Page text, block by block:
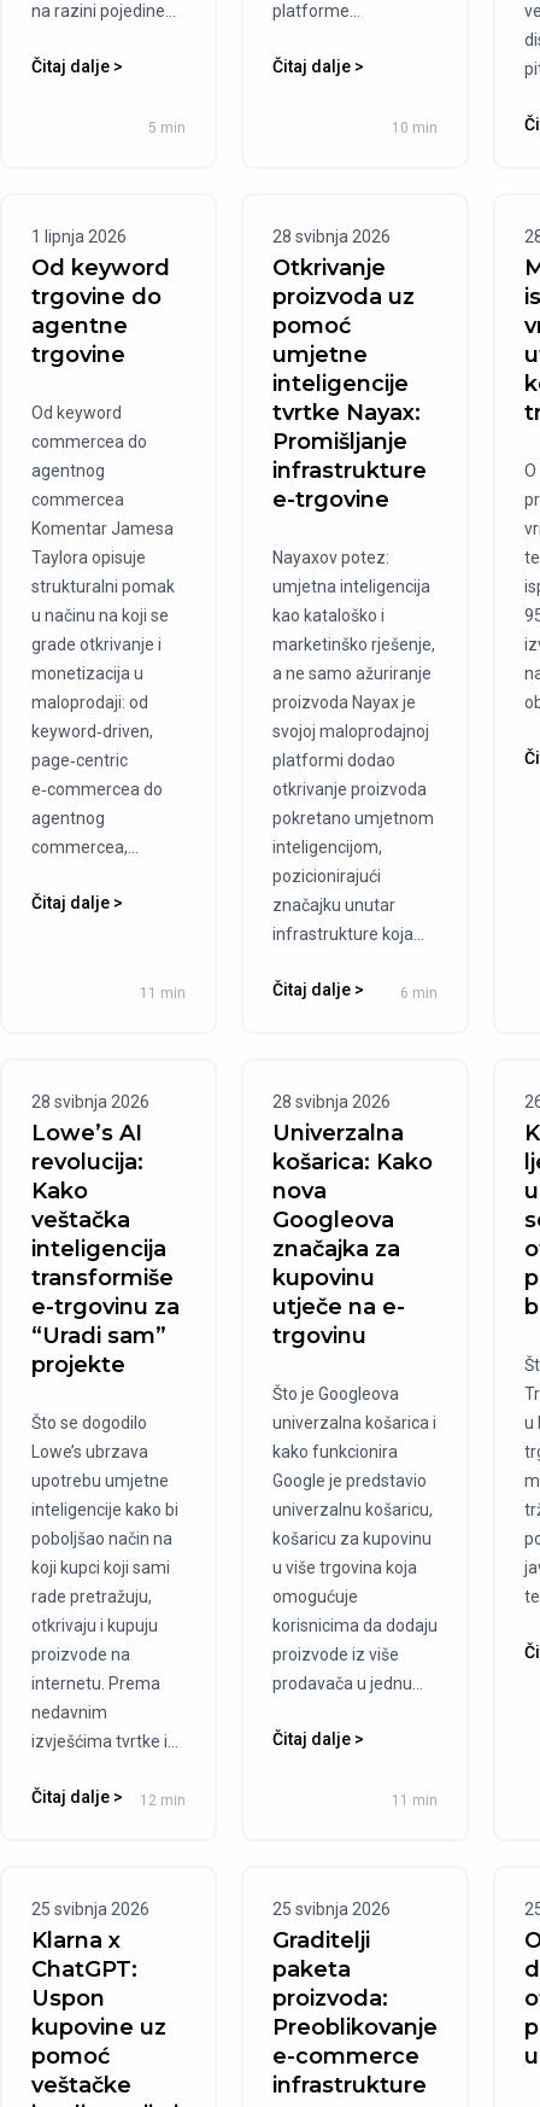
na razini pojedine...
Čitaj dalje >
5 min
platforme...
Čitaj dalje >
10 min
1 lipnja 2026
Od keyword
trgovine do
agentne
trgovine
Od keyword
commercea do
agentnog
commercea
Komentar Jamesa
Taylora opisuje
strukturalni pomak
u načinu na koji se
grade otkrivanje i
monetizacija u
maloprodaji: od
keyword‑driven,
page‑centric
e‑commercea do
agentnog
commercea,...
Čitaj dalje >
11 min
28 svibnja 2026
Otkrivanje
proizvoda uz
pomoć
umjetne
inteligencije
tvrtke Nayax:
Promišljanje
infrastrukture
e-trgovine
Nayaxov potez:
umjetna inteligencija
kao kataloško i
marketinško rješenje,
a ne samo ažuriranje
proizvoda Nayax je
svojoj maloprodajnoj
platformi dodao
otkrivanje proizvoda
pokretano umjetnom
inteligencijom,
pozicionirajući
značajku unutar
infrastrukture koja...
Čitaj dalje > 6 min
28 svibnja 2026
Lowe’s AI
revolucija:
Kako
veštačka
inteligencija
transformiše
e-trgovinu za
“Uradi sam”
projekte
Što se dogodilo
Lowe’s ubrzava
upotrebu umjetne
inteligencije kako bi
poboljšao način na
koji kupci koji sami
rade pretražuju,
otkrivaju i kupuju
proizvode na
internetu. Prema
nedavnim
izvješćima tvrtke i...
Čitaj dalje > 12 min
28 svibnja 2026
Univerzalna
košarica: Kako
nova
Googleova
značajka za
kupovinu
utječe na e-
trgovinu
Što je Googleova
univerzalna košarica i
kako funkcionira
Google je predstavio
univerzalnu košaricu,
košaricu za kupovinu
u više trgovina koja
omogućuje
korisnicima da dodaju
proizvode iz više
prodavača u jednu...
Čitaj dalje >
11 min
u
25 svibnja 2026
Klarna x
ChatGPT:
Uspon
kupovine uz
pomoć
veštačke
25 svibnja 2026
Graditelji
paketa
proizvoda:
Preoblikovanje
e-commerce
infrastrukture